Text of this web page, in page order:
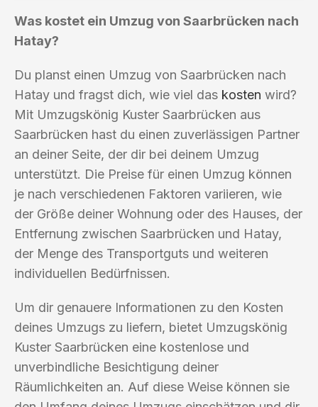
Was kostet ein Umzug von Saarbrücken nach
Hatay?
Du planst einen Umzug von Saarbrücken nach
Hatay und fragst dich, wie viel das kosten wird?
Mit Umzugskönig Kuster Saarbrücken aus
Saarbrücken hast du einen zuverlässigen Partner
an deiner Seite, der dir bei deinem Umzug
unterstützt. Die Preise für einen Umzug können
je nach verschiedenen Faktoren variieren, wie
der Größe deiner Wohnung oder des Hauses, der
Entfernung zwischen Saarbrücken und Hatay,
der Menge des Transportguts und weiteren
individuellen Bedürfnissen.
Um dir genauere Informationen zu den Kosten
deines Umzugs zu liefern, bietet Umzugskönig
Kuster Saarbrücken eine kostenlose und
unverbindliche Besichtigung deiner
Räumlichkeiten an. Auf diese Weise können sie